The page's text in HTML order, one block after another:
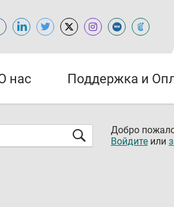
нас Поддержка и
Добро
Войдите или